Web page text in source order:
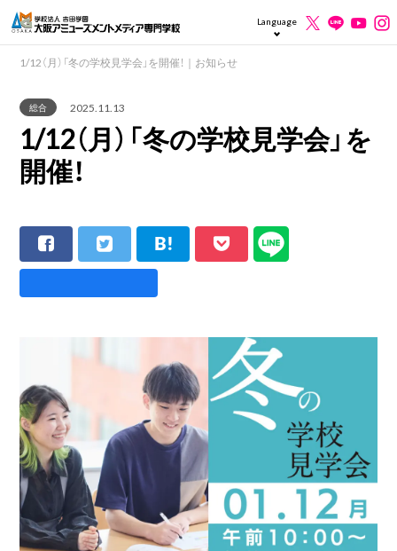
Language
1/12（月）「冬の学校見学会」を開催！｜お知らせ
総合 2025.11.13
1/12（月）「冬の学校見学会」を
開催！